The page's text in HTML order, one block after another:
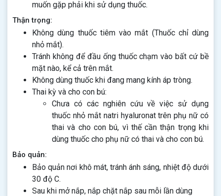
muốn gặp phải khi sử dụng thuốc.
Thận trọng:
Không dùng thuốc tiêm vào mắt (Thuốc chỉ dùng
nhỏ mắt).
Tránh không để đầu ống thuốc chạm vào bất cứ bề
mặt nào, kể cả trên mắt.
Không dùng thuốc khi đang mang kính áp tròng.
Thai kỳ và cho con bú:
Chưa có các nghiên cứu về việc sử dụng
thuốc nhỏ mắt natri hyaluronat trên phụ nữ có
thai và cho con bú, vì thế cần thận trọng khi
dùng thuốc cho phụ nữ có thai và cho con bú.
Bảo quản:
Bảo quản nơi khô mát, tránh ánh sáng, nhiệt độ dưới
30 độ C.
Sau khi mở nắp, nắp chặt nắp sau mỗi lần dùng